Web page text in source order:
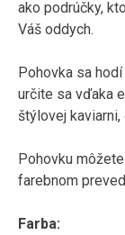
ako podrúčky,
Váš oddych.
Pohovka sa
určite sa vďaka
štýlovej
Pohovku
farebnom
Farba: